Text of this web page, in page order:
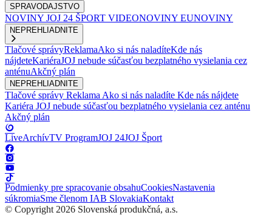
SPRAVODAJSTVO
NOVINY JOJ 24 ŠPORT VIDEONOVINY EUNOVINY
NEPREHLIADNITE
Tlačové správyReklamaAko si nás naladíteKde nás
nájdeteKariéraJOJ nebude súčasťou bezplatného vysielania cez
anténuAkčný plán
NEPREHLIADNITE
Tlačové správy Reklama Ako si nás naladíte Kde nás nájdete
Kariéra JOJ nebude súčasťou bezplatného vysielania cez anténu
Akčný plán
LiveArchívTV ProgramJOJ 24JOJ Šport
Podmienky pre spracovanie obsahuCookiesNastavenia
súkromiaSme členom IAB SlovakiaKontakt
© Copyright 2026 Slovenská produkčná, a.s.